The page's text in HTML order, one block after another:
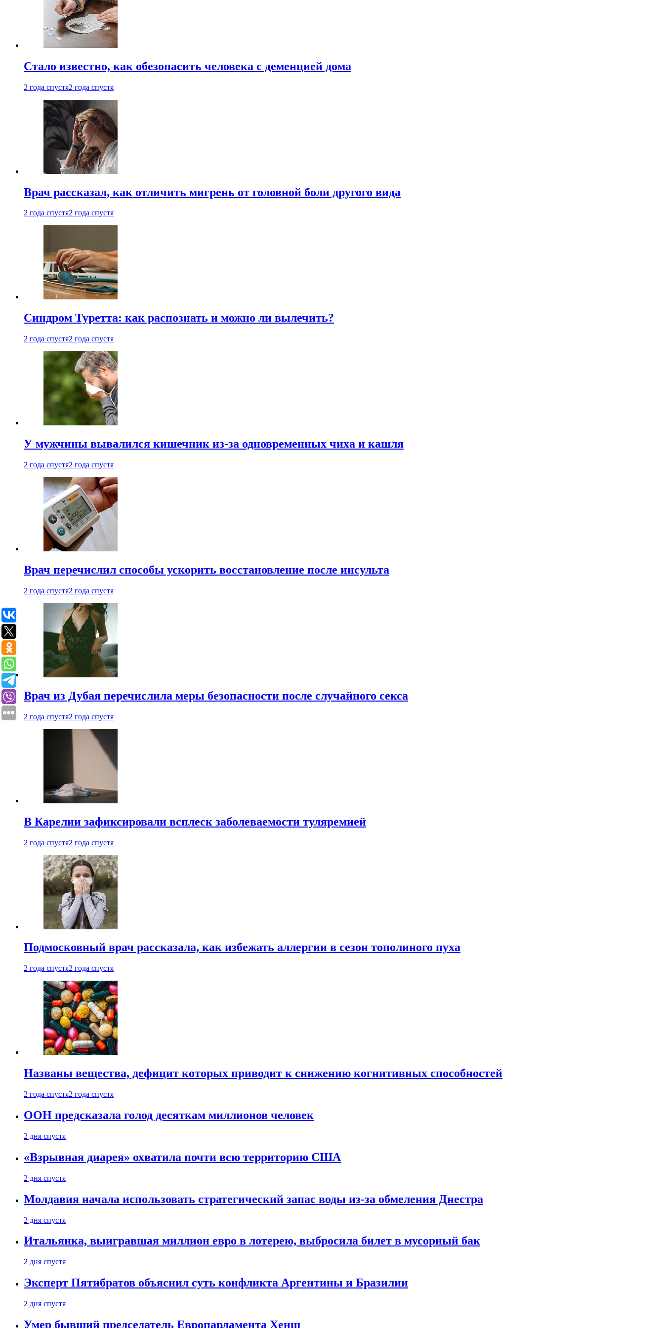
Стало известно, как обезопасить человека с деменцией дома
2 года спустя2 года спустя
Врач рассказал, как отличить мигрень от головной боли другого вида
2 года спустя2 года спустя
Синдром Туретта: как распознать и можно ли вылечить?
2 года спустя2 года спустя
У мужчины вывалился кишечник из-за одновременных чиха и кашля
2 года спустя2 года спустя
Врач перечислил способы ускорить восстановление после инсульта
2 года спустя2 года спустя
Врач из Дубая перечислила меры безопасности после случайного секса
2 года спустя2 года спустя
В Карелии зафиксировали всплеск заболеваемости туляремией
2 года спустя2 года спустя
Подмосковный врач рассказала, как избежать аллергии в сезон тополиного пуха
2 года спустя2 года спустя
Названы вещества, дефицит которых приводит к снижению когнитивных способностей
2 года спустя2 года спустя
ООН предсказала голод десяткам миллионов человек
2 дня спустя
«Взрывная диарея» охватила почти всю территорию США
2 дня спустя
Молдавия начала использовать стратегический запас воды из-за обмеления Днестра
2 дня спустя
Итальянка, выигравшая миллион евро в лотерею, выбросила билет в мусорный бак
2 дня спустя
Эксперт Пятибратов объяснил суть конфликта Аргентины и Бразилии
2 дня спустя
Умер бывший председатель Европарламента Хенш